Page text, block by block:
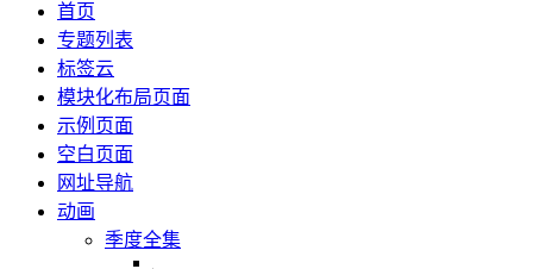
首页
专题列表
标签云
模块化布局页面
示例页面
空白页面
网址导航
动画
季度全集